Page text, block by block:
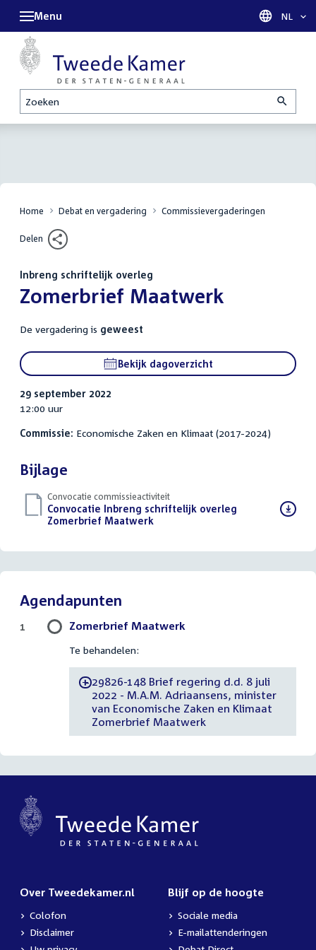
Zoeken
Menu Taal
NL
Home Debat en vergadering Commissievergaderingen
Delen
Inbreng schriftelijk overleg
:Zomerbrief Maatwerk
De vergadering is geweest
Bekijk dagoverzicht
29 september 2022
12:00 uur
Commissie: Economische Zaken en Klimaat (2017-2024)
Bijlage
Convocatie commissieactiviteit
Download
bestand:
Convocatie Inbreng schriftelijk overleg
Zomerbrief Maatwerk
Agendapunten
Zomerbrief Maatwerk
Te behandelen:
-29826-148 Brief regering d.d. 8 juli
2022 - M.A.M. Adriaansens, minister
van Economische Zaken en Klimaat
Zomerbrief Maatwerk
1
Over Tweedekamer.nl
Colofon
Disclaimer
Blijf op de hoogte
Sociale media
E-mailattenderingen